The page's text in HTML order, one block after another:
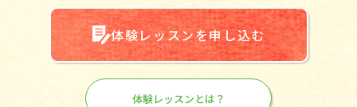
体験レッスンを申し込む
体験レッスンとは？